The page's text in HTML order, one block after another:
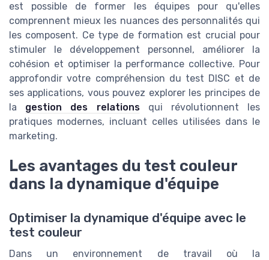
est possible de former les équipes pour qu'elles
comprennent mieux les nuances des personnalités qui
les composent. Ce type de formation est crucial pour
stimuler le développement personnel, améliorer la
cohésion et optimiser la performance collective. Pour
approfondir votre compréhension du test DISC et de
ses applications, vous pouvez explorer les principes de
la gestion des relationsqui révolutionnent les
pratiques modernes, incluant celles utilisées dans le
marketing.
Les avantages du test couleur
dans la dynamique d'équipe
Optimiser la dynamique d'équipe avec le
test couleur
Dans un environnement de travail où la